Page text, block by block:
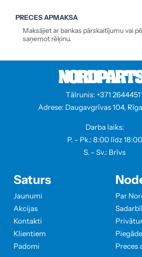
PRECES APMAKSA
Maksājiet ar bankas pārskaitījumu vai
saņemot rēķinu.
Tālrunis: +371
Adrese: Daugavgrīvas 104,
Darba laiks:
P. - Pk.: 8:00 līdz 18:00
S. - Sv.: Brīvs
Saturs
Jaunumi
Akcijas
Kontakti
Klientiem
Padomi
Par
Preces